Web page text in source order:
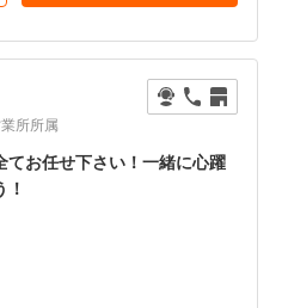
所所属
てお任せ下さい！一緒に心躍